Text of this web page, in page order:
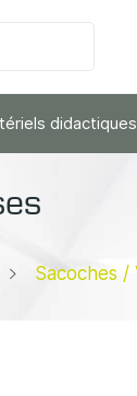
didactiques
Sacoches /